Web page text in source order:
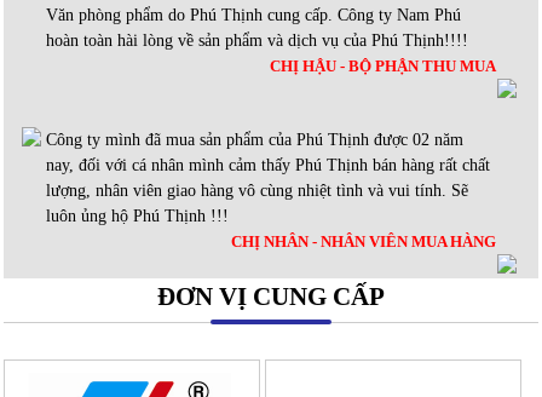
Văn phòng phẩm do Phú Thịnh cung cấp. Công ty Nam Phú
hoàn toàn hài lòng về sản phẩm và dịch vụ của Phú Thịnh!!!!
CHỊ HẬU - BỘ PHẬN THU MUA
Công ty mình đã mua sản phẩm của Phú Thịnh được 02 năm
nay, đối với cá nhân mình cảm thấy Phú Thịnh bán hàng rất chất
lượng, nhân viên giao hàng vô cùng nhiệt tình và vui tính. Sẽ
luôn ủng hộ Phú Thịnh !!!
CHỊ NHÂN - NHÂN VIÊN MUA HÀNG
ĐƠN VỊ CUNG CẤP